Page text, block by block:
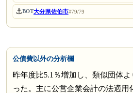
⚓BOT大分県佐伯市#79/79
公債費以外の分析欄
昨年度比5.1％増加し、類似団体
った。主に公営企業会計の法適用